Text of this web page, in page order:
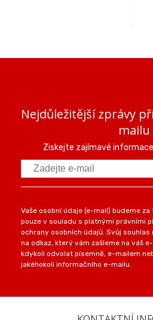
Nejdůležitější zprávy
mailu
Ziskejte zajímavé
Vaše osobní údaje (e-mail) budeme
pouze v souladu s platnými právními
ochrany osobních údajů. Svůj
na odkaz, který vám zašleme na váš
kdykoli odvolat písemně, e-mailem
jakéhokoli informačního e-mailu.